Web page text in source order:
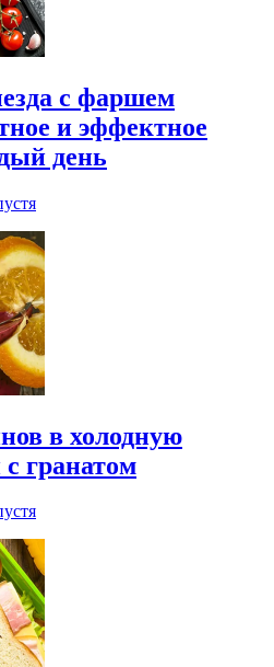
с фаршем
и эффектное
день
в холодную
гранатом